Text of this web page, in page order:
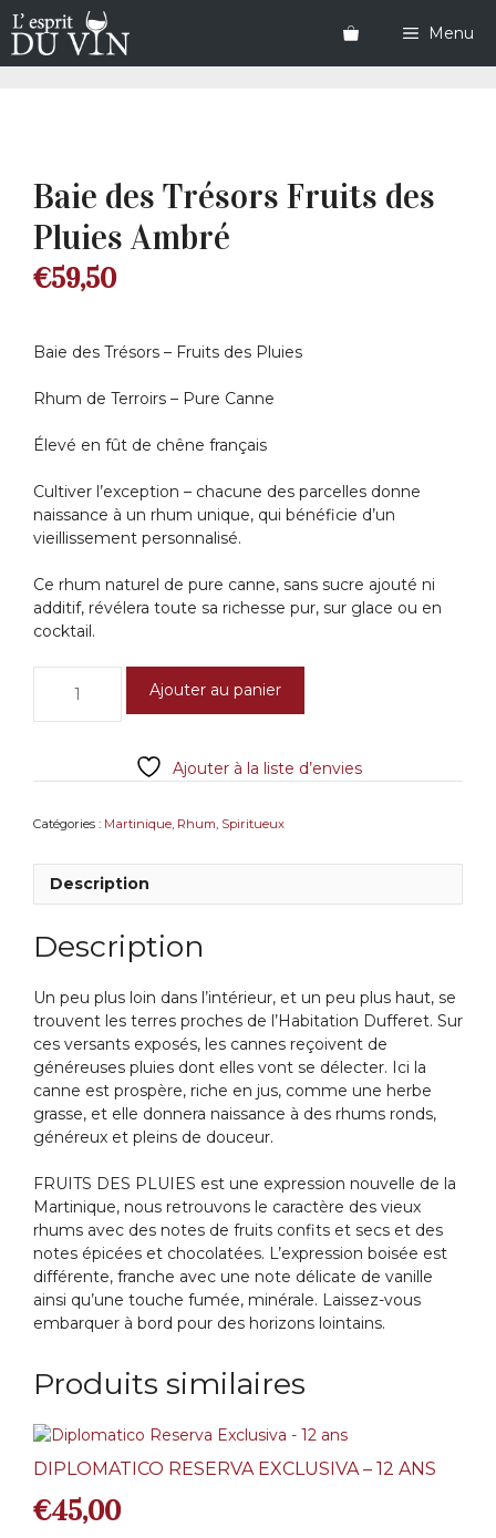
Aller
au
contenu
Menu
Baie des Trésors Fruits des
Pluies Ambré
€59,50
Baie des Trésors – Fruits des Pluies
Rhum de Terroirs – Pure Canne
Élevé en fût de chêne français
Cultiver l’exception – chacune des parcelles donne
naissance à un rhum unique, qui bénéficie d’un
vieillissement personnalisé.
Ce rhum naturel de pure canne, sans sucre ajouté ni
additif, révélera toute sa richesse pur, sur glace ou en
cocktail.
Baie
des
Ambré
Ajouter au panier
Ajouter à la liste d’envies
Catégories : Martinique Rhum Spiritueux
Description
Description
Un peu plus loin dans l’intérieur, et un peu plus haut, se
trouvent les terres proches de l’Habitation Dufferet. Sur
ces versants exposés, les cannes reçoivent de
généreuses pluies dont elles vont se délecter. Ici la
canne est prospère, riche en jus, comme une herbe
grasse, et elle donnera naissance à des rhums ronds,
généreux et pleins de douceur.
FRUITS DES PLUIES est une expression nouvelle de la
Martinique, nous retrouvons le caractère des vieux
rhums avec des notes de fruits confits et secs et des
notes épicées et chocolatées. L’expression boisée est
différente, franche avec une note délicate de vanille
ainsi qu’une touche fumée, minérale. Laissez-vous
embarquer à bord pour des horizons lointains.
Produits similaires
DIPLOMATICO RESERVA EXCLUSIVA – 12 ANS
€45,00